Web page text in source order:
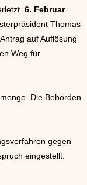
6. Februar
Thomas
auf Auflösung
Weg für
Die Behörden
gegen
eingestellt.